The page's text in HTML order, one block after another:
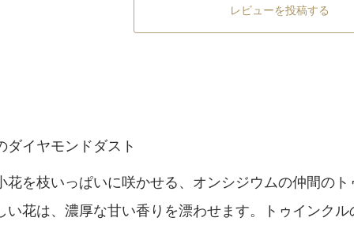
レビューを投稿する
ダイヤモンドダスト
花を枝いっぱいに咲かせる、オンシジウムの仲間の
い花は、濃厚な甘い香りを漂わせます。トゥインク